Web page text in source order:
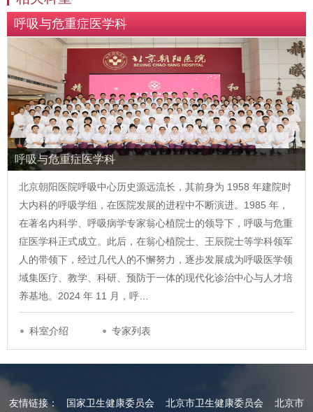
呼吸与危重症医学科
呼吸与危重症医学科
北京朝阳医院呼吸中心历史源远流长，其前身为 1958 年建院时
大内科的呼吸学组，在医院发展的进程中不断演进。1985 年，
在著名内科学、呼吸病学专家翁心植院士的领导下，呼吸与危重
症医学科正式成立。此后，在翁心植院士、王辰院士等学科领军
人的带领下，经过几代人的不懈努力，逐步发展成为呼吸医学领
域集医疗、教学、科研、预防于一体的现代化诊治中心与人才培
养基地。2024 年 11 月，呼…
科室介绍 专家列表
友情链接： 国家卫生健康委员会 北京市卫生健康委员会 北京市